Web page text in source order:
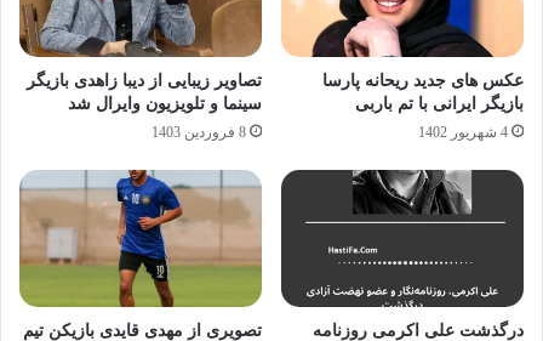
عکس های جدید ریحانه پارسا
بازیگر ایرانی با تم باربی
4 شهریور 1402
تصاویر زیبایی از دیبا زاهدی بازیگر
سینما و تلویزیون وایرال شد
8 فروردین 1403
درگذشت علی اکرمی روزنامه
تصویری از مهدی قایدی بازیکن تیم